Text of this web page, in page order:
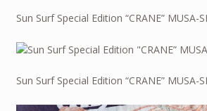
Sun Surf Special Edition “CRANE” MUSA-
Sun Surf Special Edition “CRANE” MUSA-